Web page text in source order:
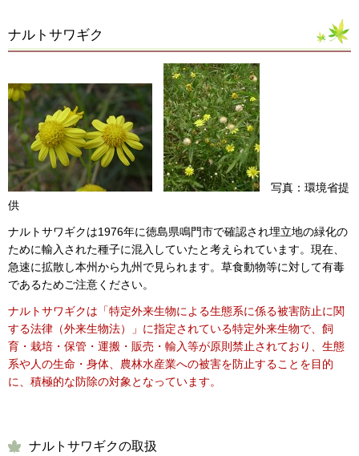
ナルトサワギク
写真：環境省提
供
ナルトサワギクは1976年に徳島県鳴門市で確認され埋立地の緑化の
ために輸入された種子に混入していたと考えられています。現在、
急速に拡散し本州から九州で見られます。草食動物等に対して有毒
であるためご注意ください。
ナルトサワギクは「特定外来生物による生態系に係る被害防止に関
する法律（外来生物法）」に指定されている特定外来生物で、飼
育・栽培・保管・運搬・販売・輸入等が原則禁止されており、生態
系や人の生命・身体、農林水産業への被害を防止することを目的
に、積極的な防除の対象となっています。
ナルトサワギクの取扱